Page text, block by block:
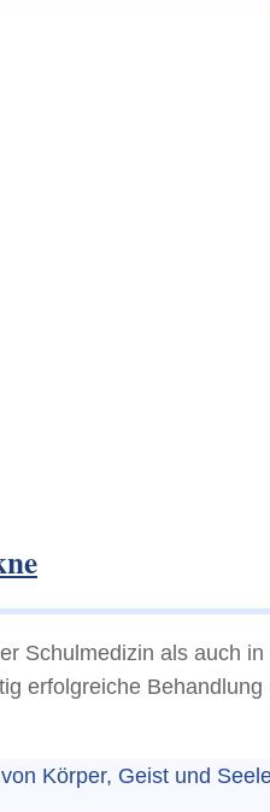
Schulmedizin als auch
erfolgreiche
Körper, Geist und